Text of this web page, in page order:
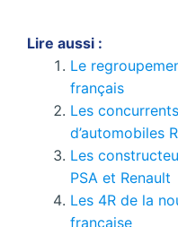
Lire aussi :
Le
français
Les
d’automobiles
Les
PSA et Renault
Les 4R de la
française